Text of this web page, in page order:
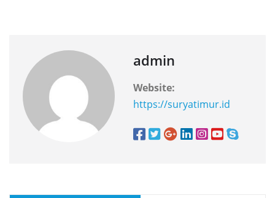
admin
Website:
https://suryatimur.id